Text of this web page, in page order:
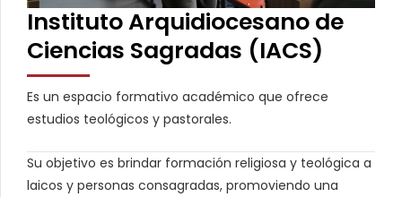
Instituto Arquidiocesano de
Ciencias Sagradas (IACS)
Es un espacio formativo académico que ofrece
estudios teológicos y pastorales.
Su objetivo es brindar formación religiosa y teológica a
laicos y personas consagradas, promoviendo una